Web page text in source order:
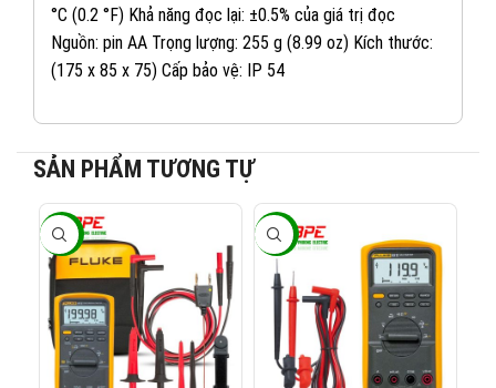
°C (0.2 °F) Khả năng đọc lại: ±0.5% của giá trị đọc
Nguồn: pin AA Trọng lượng: 255 g (8.99 oz) Kích thước:
(175 x 85 x 75) Cấp bảo vệ: IP 54
SẢN PHẨM TƯƠNG TỰ
-26% -26%
KINH DOANH 1: 082 234 2688
KINH DOANH 2: 0965 101 613
KINH DOANH 3: 0824 927 568